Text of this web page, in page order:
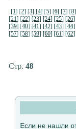
[1] [2] [3] [4] [5] [6] [7] [8]
[21] [22] [23] [24] [25] [26]
[39] [40] [41] [42] [43] [44]
[57] [58] [59] [60] [61] [62]
Стр. 48
Если не нашли